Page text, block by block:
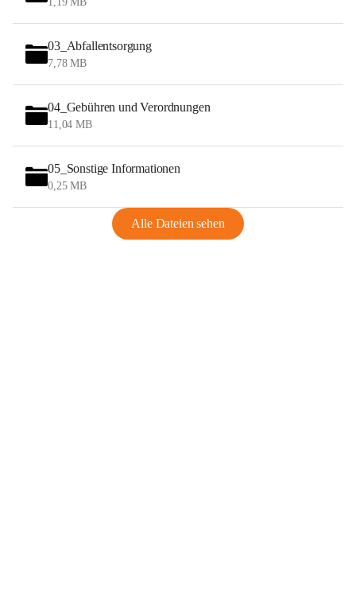
03_Abfallentsorgung
7,78 MB
04_Gebühren und Verordnungen
11,04 MB
05_Sonstige Informationen
0,25 MB
Alle Dateien sehen